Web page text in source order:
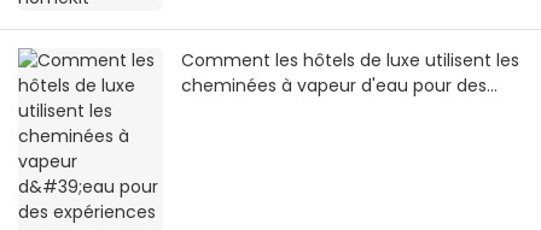
Comment les hôtels de luxe utilisent les
cheminées à vapeur d'eau pour des